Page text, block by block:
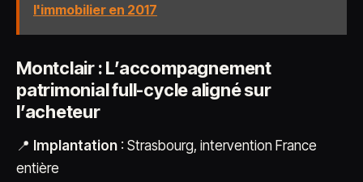
l'immobilier en 2017
Montclair : L’accompagnement
patrimonial full-cycle aligné sur
l’acheteur
📍 Implantation : Strasbourg, intervention France
entière